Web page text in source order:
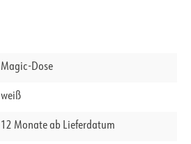
Magic-Dose
weiß
12 Monate ab Lieferdatum